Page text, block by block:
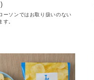
ーソンではお取り扱いのない
す。